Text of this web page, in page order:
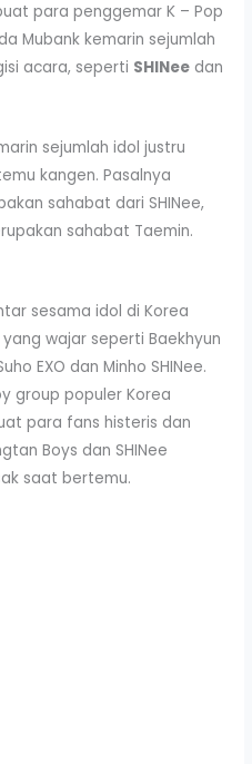
para penggemar K – Pop
Mubank kemarin sejumlah
acara, seperti SHINee dan
sejumlah idol justru
kangen. Pasalnya
sahabat dari SHINee,
sahabat Taemin.
sesama idol di Korea
wajar seperti Baekhyun
EXO dan Minho SHINee.
group populer Korea
para fans histeris dan
Boys dan SHINee
saat bertemu.